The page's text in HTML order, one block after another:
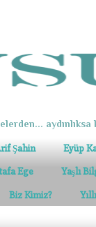
aydınlıksa
Şahin Eyüp
Ege Yaşlı
Biz Kimiz?